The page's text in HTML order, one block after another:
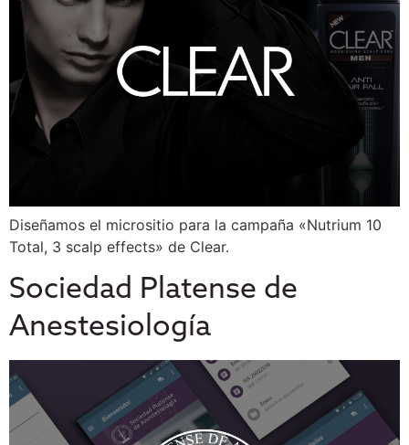
Diseñamos el micrositio para la campaña «Nutrium 10
Total, 3 scalp effects» de Clear.
Sociedad Platense de
Anestesiología